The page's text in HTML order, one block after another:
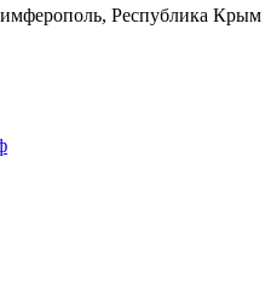
Республика Крым